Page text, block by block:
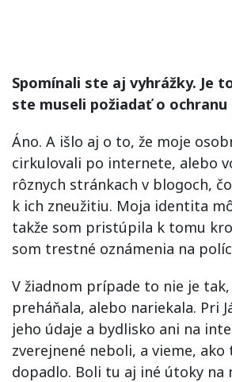
Spomínali ste aj vyhrážky. Je
ste museli požiadať o ochranu
Áno. A išlo aj o to, že moje
cirkulovali po internete, alebo
rôznych stránkach v blogoch,
k ich zneužitiu. Moja identita
takže som pristúpila k tomu
som trestné oznámenia na
V žiadnom prípade to nie je tak,
preháňala, alebo nariekala. Pri
jeho údaje a bydlisko ani na
zverejnené neboli, a vieme,
dopadlo. Boli tu aj iné útoky na